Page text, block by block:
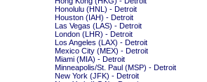
Honolulu (HNL) - Detroit
Houston (IAH) - Detroit
Las Vegas (LAS) - Detroit
London (LHR) - Detroit
Los Angeles (LAX) - Detroit
Mexico City (MEX) - Detroit
Miami (MIA) - Detroit
Minneapolis/St. Paul (MSP) - Detroit
New York (JFK) - Detroit